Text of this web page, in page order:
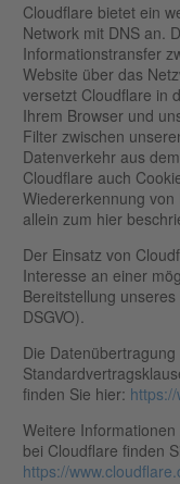
Cloudflare bietet ein
Network mit DNS an.
Informationstransfer
Website über das
versetzt Cloudflare in
Ihrem Browser und
Filter zwischen
Datenverkehr aus
Cloudflare auch
Wiedererkennung
allein zum hier
Der Einsatz von
Interesse an einer
Bereitstellung
DSGVO).
Die
finden Sie hier:
Weitere
bei Cloudflare finden
https://